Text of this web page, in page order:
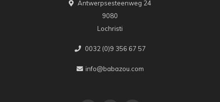
Antwerpsesteenweg 24
9080
Lochristi
0032 (0)9 356 67 57
info@babazou.com